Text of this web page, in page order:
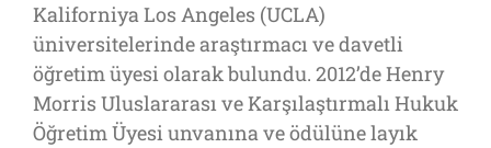
Kaliforniya Los Angeles (UCLA)
üniversitelerinde araştırmacı ve davetli
öğretim üyesi olarak bulundu. 2012’de Henry
Morris Uluslararası ve Karşılaştırmalı Hukuk
Öğretim Üyesi unvanına ve ödülüne layık